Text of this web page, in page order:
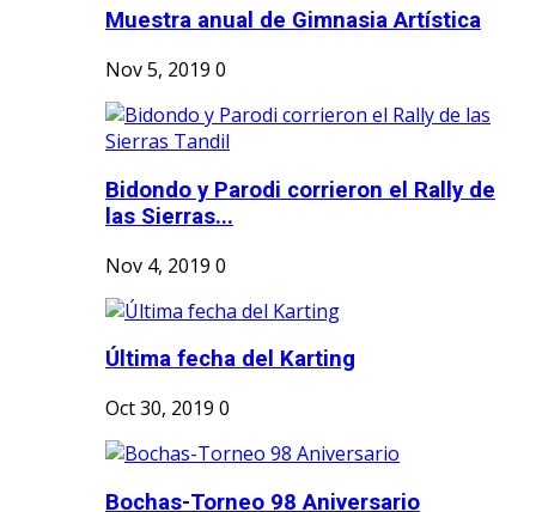
Muestra anual de Gimnasia Artística
Nov 5, 2019 0
Bidondo y Parodi corrieron el Rally de
las Sierras...
Nov 4, 2019 0
Última fecha del Karting
Oct 30, 2019 0
Bochas-Torneo 98 Aniversario